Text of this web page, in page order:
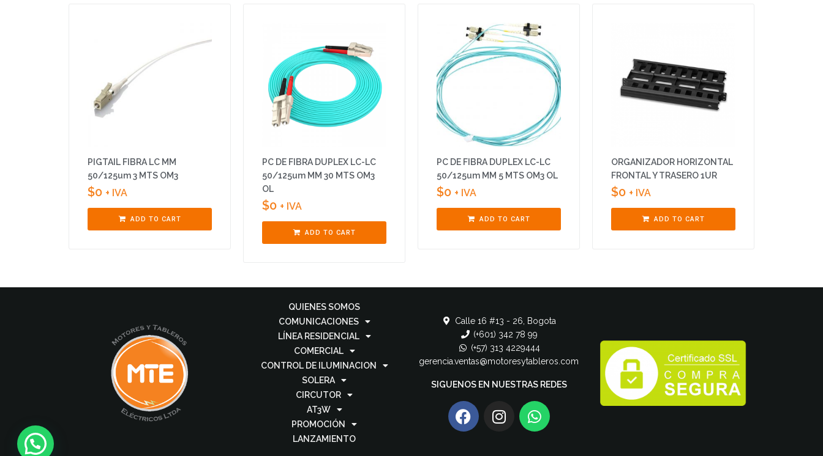
PIGTAIL FIBRA LC MM
50/125um 3 MTS OM3
$0 + IVA
ADD TO CART
PC DE FIBRA DUPLEX LC-LC
50/125um MM 30 MTS OM3
OL
$0 + IVA
ADD TO CART
PC DE FIBRA DUPLEX LC-LC
50/125um MM 5 MTS OM3 OL
$0 + IVA
ADD TO CART
ORGANIZADOR HORIZONTAL
FRONTAL Y TRASERO 1UR
$0 + IVA
ADD TO CART
QUIENES SOMOS
COMUNICACIONES
LÍNEA RESIDENCIAL
COMERCIAL
CONTROL DE ILUMINACION
SOLERA
CIRCUTOR
AT3W
PROMOCIÓN
LANZAMIENTO
Calle 16 #13 - 26, Bogota
(+601) 342 78 99
(+57) 313 4229444
gerencia.ventas@motoresytableros.com
SIGUENOS EN NUESTRAS REDES